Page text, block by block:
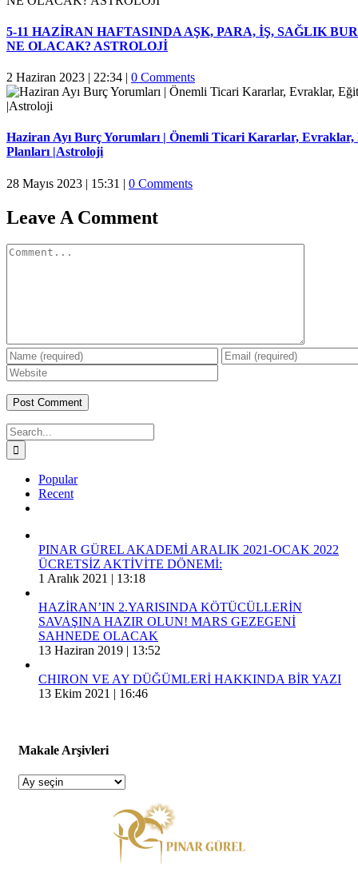
5-11 HAZİRAN HAFTASINDA AŞK, PARA, İŞ, SAĞLIK
NE OLACAK? ASTROLOJİ
2 Haziran 2023 | 22:34 | 0 Comments
Haziran Ayı Burç Yorumları | Önemli Ticari Kararlar, Evraklar,
Planları |Astroloji
28 Mayıs 2023 | 15:31 | 0 Comments
Leave A Comment
Comment
Search
for:
Popular
Recent
PINAR GÜREL AKADEMİ ARALIK 2021-OCAK 2022
ÜCRETSİZ AKTİVİTE DÖNEMİ:
1 Aralık 2021 | 13:18
HAZİRAN’IN 2.YARISINDA KÖTÜCÜLLERİN
SAVAŞINA HAZIR OLUN! MARS GEZEGENİ
SAHNEDE OLACAK
13 Haziran 2019 | 13:52
CHIRON VE AY DÜĞÜMLERİ HAKKINDA BİR YAZI
13 Ekim 2021 | 16:46
Makale Arşivleri
Makale